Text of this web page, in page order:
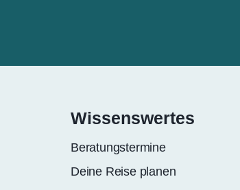
Wissenswertes
Beratungstermine
Deine Reise planen